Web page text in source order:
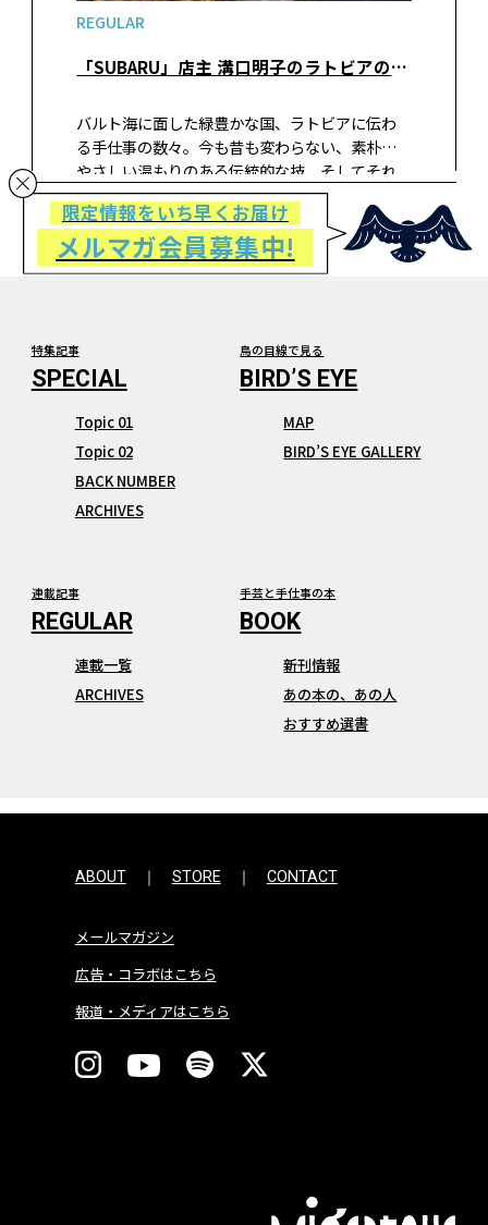
REGULAR
「SUBARU」店主 溝口明子のラトビアの手仕事をめぐる旅 vol.14 ラトビアの伝統的な春分祭とイースター
バルト海に面した緑豊かな国、ラトビアに伝わ
る手仕事の数々。今も昔も変わらない、素朴で
やさしい温もりのある伝統的な技、そしてそれ
らを残し伝えていくベテラン職人、伝統を受け
継ぎ新たな形を築く若手作家の作品など。雑貨屋
「SUBARU」の店主・溝口明子さんが出会っ
た、ラトビアの手仕事の現在（いま）を現地の
限定情報をいち早くお届け
メルマガ会員募集中!
特集記事
Topic 01
Topic 02
BACK NUMBER
ARCHIVES
鳥の目線で見る
MAP
BIRD’S EYE GALLERY
連載記事
連載一覧
ARCHIVES
手芸と手仕事の本
新刊情報
あの本の、あの人
おすすめ選書
ABOUT STORE CONTACT
メールマガジン
広告・コラボはこちら
報道・メディアはこちら